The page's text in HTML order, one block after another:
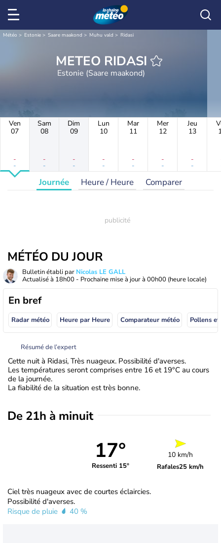
Météo Estonie Saare maakond Muhu vald Ridasi
METEO RIDASI
Estonie (Saare maakond)
Ven
07
-
-
Sam
08
-
-
Dim
09
-
-
Lun
10
-
-
Mar
11
-
-
Mer
12
-
-
Jeu
13
-
-
Journée Heure / Heure Comparer
MÉTÉO DU JOUR
Bulletin établi par Nicolas LE GALL
Actualisé à 18h00 - Prochaine mise à jour à 00h00 (heure locale)
En bref
Radar météo Heure par Heure Comparateur météo Pollens
Résumé de l’expert
Cette nuit à Ridasi, Très nuageux. Possibilité d'averses.
Les températures seront comprises entre 16 et 19°C au cours
de la journée.
La fiabilité de la situation est très bonne.
De 21h à minuit
17°
Ressenti 15°
10 km/h
Rafales25 km/h
Ciel très nuageux avec de courtes éclaircies.
Possibilité d'averses.
Risque de pluie
40 %